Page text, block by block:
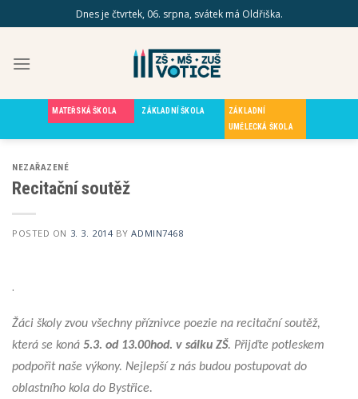
to
Dnes je čtvrtek, 06. srpna, svátek má Oldřiška.
MATEŘSKÁ ŠKOLA ZÁKLADNÍ ŠKOLA
ZÁKLADNÍ
UMĚLECKÁ ŠKOLA
NEZAŘAZENÉ
Recitační soutěž
POSTED ON 3. 3. 2014BYADMIN7468
.
Žáci školy zvou všechny příznivce poezie na recitační soutěž,
která se koná 5.3. od 13.00hod. v sálku ZŠ. Přijďte potleskem
podpořit naše výkony. Nejlepší z nás budou postupovat do
oblastního kola do Bystřice.